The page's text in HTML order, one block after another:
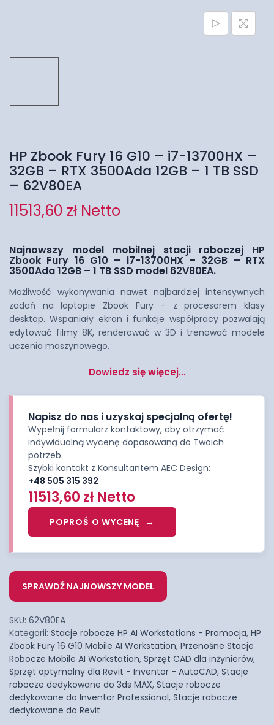
HP Zbook Fury 16 G10 – i7-13700HX –
32GB – RTX 3500Ada 12GB – 1 TB SSD
– 62V80EA
11513,60 zł Netto
Najnowszy model mobilnej stacji roboczej HP
Zbook Fury 16 G10 – i7-13700HX – 32GB – RTX
3500Ada 12GB – 1 TB SSD model 62V80EA.
Możliwość wykonywania nawet najbardziej intensywnych
zadań na laptopie Zbook Fury – z procesorem klasy
desktop. Wspaniały ekran i funkcje współpracy pozwalają
edytować filmy 8K, renderować w 3D i trenować modele
uczenia maszynowego.
Dowiedz się więcej...
Napisz do nas i uzyskaj specjalną ofertę!
Wypełnij formularz kontaktowy, aby otrzymać
indywidualną wycenę dopasowaną do Twoich
potrzeb.
Szybki kontakt z Konsultantem AEC Design:
+48 505 315 392
11513,60 zł Netto
POPROŚ O WYCENĘ
SPRAWDŹ NAJNOWSZY MODEL
SKU: 62V80EA
Kategorii: Stacje robocze HP AI Workstations - Promocja, HP
Zbook Fury 16 G10 Mobile AI Workstation, Przenośne Stacje
Robocze Mobile AI Workstation, Sprzęt CAD dla inżynierów,
Sprzęt optymalny dla Revit - Inventor - AutoCAD, Stacje
robocze dedykowane do 3ds MAX, Stacje robocze
dedykowane do Inventor Professional, Stacje robocze
dedykowane do Revit